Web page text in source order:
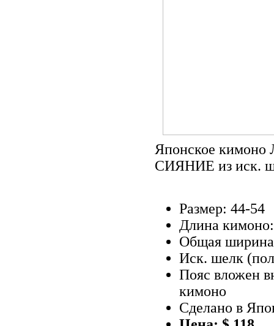
Японское
СИЯНИЕ из иск.
Размер: 44-54
Длина
Общая
Иск. шелк
Пояс вложен
кимоно
Сделано в